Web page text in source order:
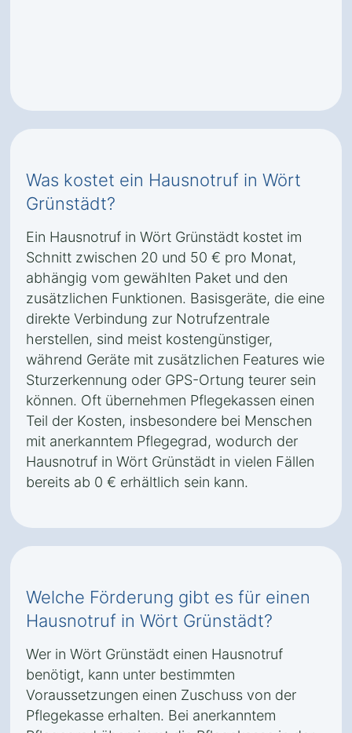
Was kostet ein Hausnotruf in Wört
Grünstädt?
Ein Hausnotruf in Wört Grünstädt kostet im
Schnitt zwischen 20 und 50 € pro Monat,
abhängig vom gewählten Paket und den
zusätzlichen Funktionen. Basisgeräte, die eine
direkte Verbindung zur Notrufzentrale
herstellen, sind meist kostengünstiger,
während Geräte mit zusätzlichen Features wie
Sturzerkennung oder GPS-Ortung teurer sein
können. Oft übernehmen Pflegekassen einen
Teil der Kosten, insbesondere bei Menschen
mit anerkanntem Pflegegrad, wodurch der
Hausnotruf in Wört Grünstädt in vielen Fällen
bereits ab 0 € erhältlich sein kann.
Welche Förderung gibt es für einen
Hausnotruf in Wört Grünstädt?
Wer in Wört Grünstädt einen Hausnotruf
benötigt, kann unter bestimmten
Voraussetzungen einen Zuschuss von der
Pflegekasse erhalten. Bei anerkanntem